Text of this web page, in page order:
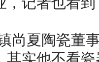
夏陶瓷董事
其实他不看